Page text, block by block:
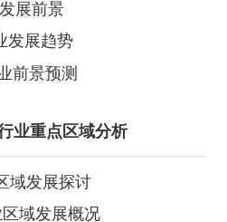
展前景
发展趋势
前景预测
业重点区域分析
域发展探讨
区域发展概况